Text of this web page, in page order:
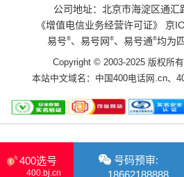
公司地址：北京市海淀区通汇
《增值电信业务经营许可证》
京
易号®、易号网 ®、易号通®均为
Copyright © 2003-2025 版权所
本站中文域名： 中国400电话网.cn、
400选号
400.bj.cn
号码预审:
18662188888